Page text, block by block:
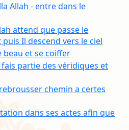
Allah - entre dans le
attend que passe le
Il descend vers le ciel
beau et se coiffer
partie des véridiques et
chemin a certes
dans ses actes afin que